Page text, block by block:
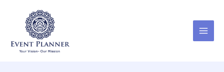
садржај